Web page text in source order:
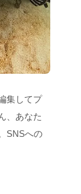
集してプ
、あなた
SNSへの